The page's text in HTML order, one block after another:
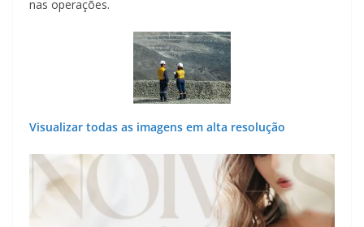
nas operações.
Visualizar todas as imagens em alta resolução